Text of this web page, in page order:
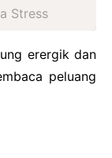
Stress
erergik dan
peluang